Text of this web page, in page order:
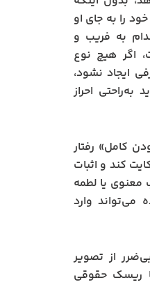
را به جای او
به فریب و
اگر هیچ نوع
ایجاد نشود،
احراز
کامل» رفتار
کند و اثبات
یا لطمه
می‌تواند وارد
از تصویر
ریسک حقوقی